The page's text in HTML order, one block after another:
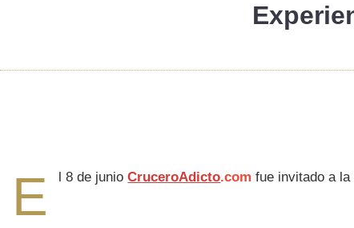
E l 8 de junioCruceroAdicto.comfue invitado a la